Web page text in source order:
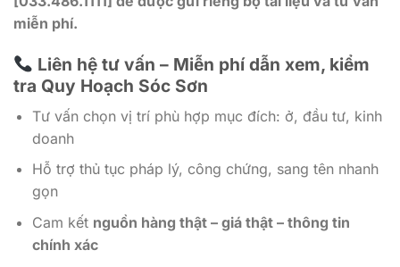
miễn phí.
Liên hệ tư vấn – Miễn phí dẫn xem, kiểm
tra Quy Hoạch Sóc Sơn
Tư vấn chọn vị trí phù hợp mục đích: ở, đầu tư, kinh
doanh
Hỗ trợ thủ tục pháp lý, công chứng, sang tên nhanh
gọn
Cam kết nguồn hàng thật – giá thật – thông tin
chính xác